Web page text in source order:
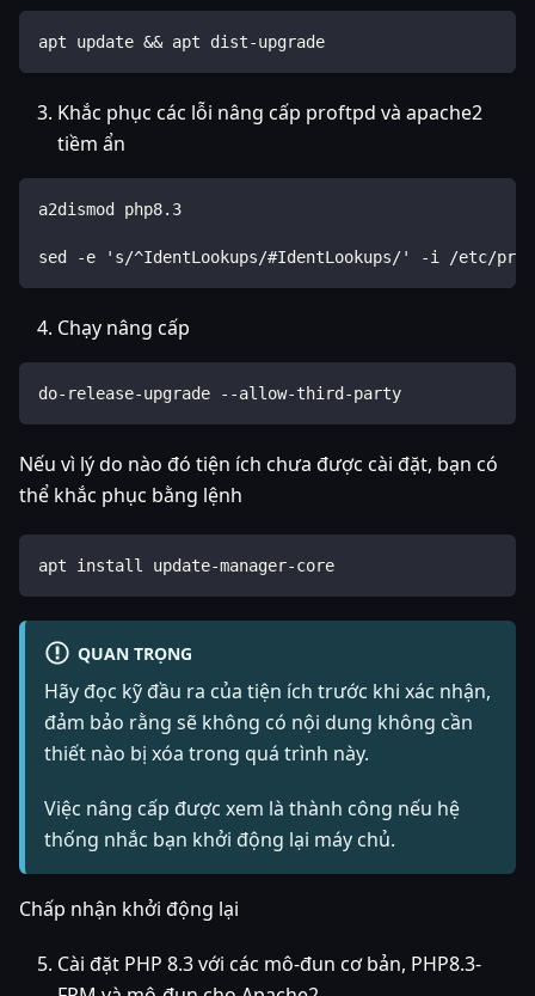
apt update && apt dist-upgrade
Khắc phục các lỗi nâng cấp proftpd và apache2
tiềm ẩn
a2dismod php8.3
sed -e 's/^IdentLookups/#IdentLookups/' -i /etc/
Chạy nâng cấp
do-release-upgrade --allow-third-party
Nếu vì lý do nào đó tiện ích chưa được cài đặt, bạn có
thể khắc phục bằng lệnh
apt install update-manager-core
QUAN TRỌNG
Hãy đọc kỹ đầu ra của tiện ích trước khi xác nhận,
đảm bảo rằng sẽ không có nội dung không cần
thiết nào bị xóa trong quá trình này.
Việc nâng cấp được xem là thành công nếu hệ
thống nhắc bạn khởi động lại máy chủ.
Chấp nhận khởi động lại
Cài đặt PHP 8.3 với các mô-đun cơ bản, PHP8.3-